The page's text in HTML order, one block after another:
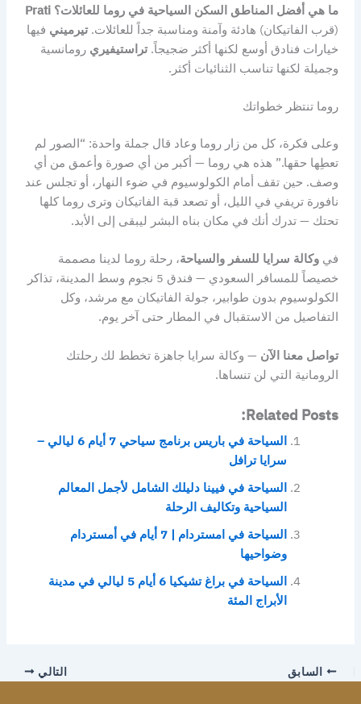
ما هي أفضل المناطق السكن السياحية في روما للعائلات؟ Prati
(قرب الفاتيكان) هادئة وآمنة ومناسبة جداً للعائلات.تيرميني فيها
خيارات فنادق أوسع لكنها أكثر ضجيجاً.تراستيفيري رومانسية
وجميلة لكنها تناسب الثنائيات أكثر.
روما تنتظر خطواتك
وعلى فكرة، كل من زار روما وعاد قال جملة واحدة: “الصور لم
تعطِها حقها.” هذه هي روما — أكبر من أي صورة وأعمق من أي
وصف. حين تقف أمام الكولوسيوم في ضوء النهار، أو تجلس عند
نافورة تريفي في الليل، أو تصعد قبة الفاتيكان وترى روما كلها
تحتك — تدرك أنك في مكان بناه البشر ليبقى إلى الأبد.
في وكالة سرايا للسفر والسياحة، رحلة روما لدينا مصممة
خصيصاً للمسافر السعودي — فندق 5 نجوم وسط المدينة، تذاكر
الكولوسيوم بدون طوابير، جولة الفاتيكان مع مرشد، وكل
التفاصيل من الاستقبال في المطار حتى آخر يوم.
تواصل معنا الآن — وكالة سرايا جاهزة تخطط لك رحلتك
الرومانية التي لن تنساها.
Related Posts:
السياحة في باريس برنامج سياحي 7 أيام 6 ليالي –
سرايا ترافل
السياحة في فيينا دليلك الشامل لأجمل المعالم
السياحية وتكاليف الرحلة
السياحة في امستردام | 7 أيام في أمستردام
وضواحيها
السياحة في براغ تشيكيا 6 أيام 5 ليالي في مدينة
الأبراج المئة
السابق التالي